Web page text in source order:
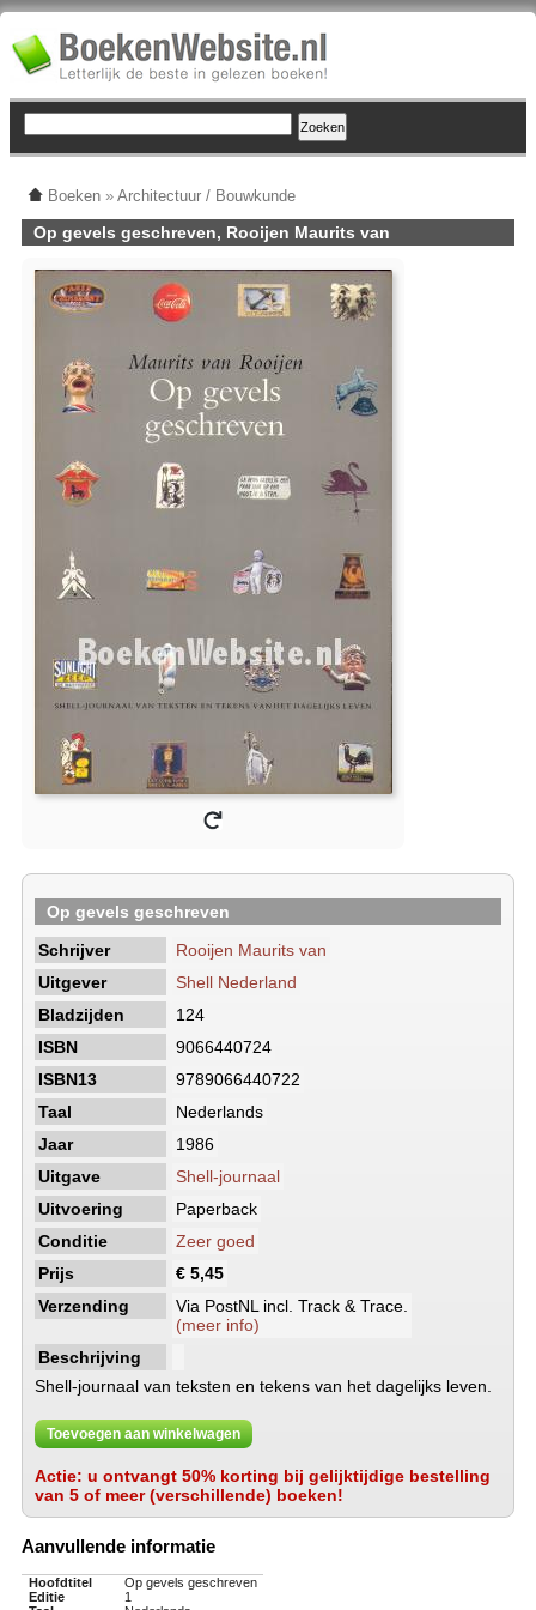
Boeken » Architectuur / Bouwkunde
Op gevels geschreven, Rooijen Maurits van
Op gevels geschreven
Schrijver
Rooijen Maurits van
Uitgever
Shell Nederland
Bladzijden
124
ISBN
9066440724
ISBN13
9789066440722
Taal
Nederlands
Jaar
1986
Uitgave
Shell-journaal
Uitvoering
Paperback
Conditie
Zeer goed
Prijs
€ 5,45
Verzending
Via PostNL incl. Track & Trace.
(meer info)
Beschrijving
Shell-journaal van teksten en tekens van het dagelijks leven.
Toevoegen aan winkelwagen
Actie: u ontvangt 50% korting bij gelijktijdige bestelling
van 5 of meer (verschillende) boeken!
Aanvullende informatie
Hoofdtitel
Op gevels geschreven
Editie
1